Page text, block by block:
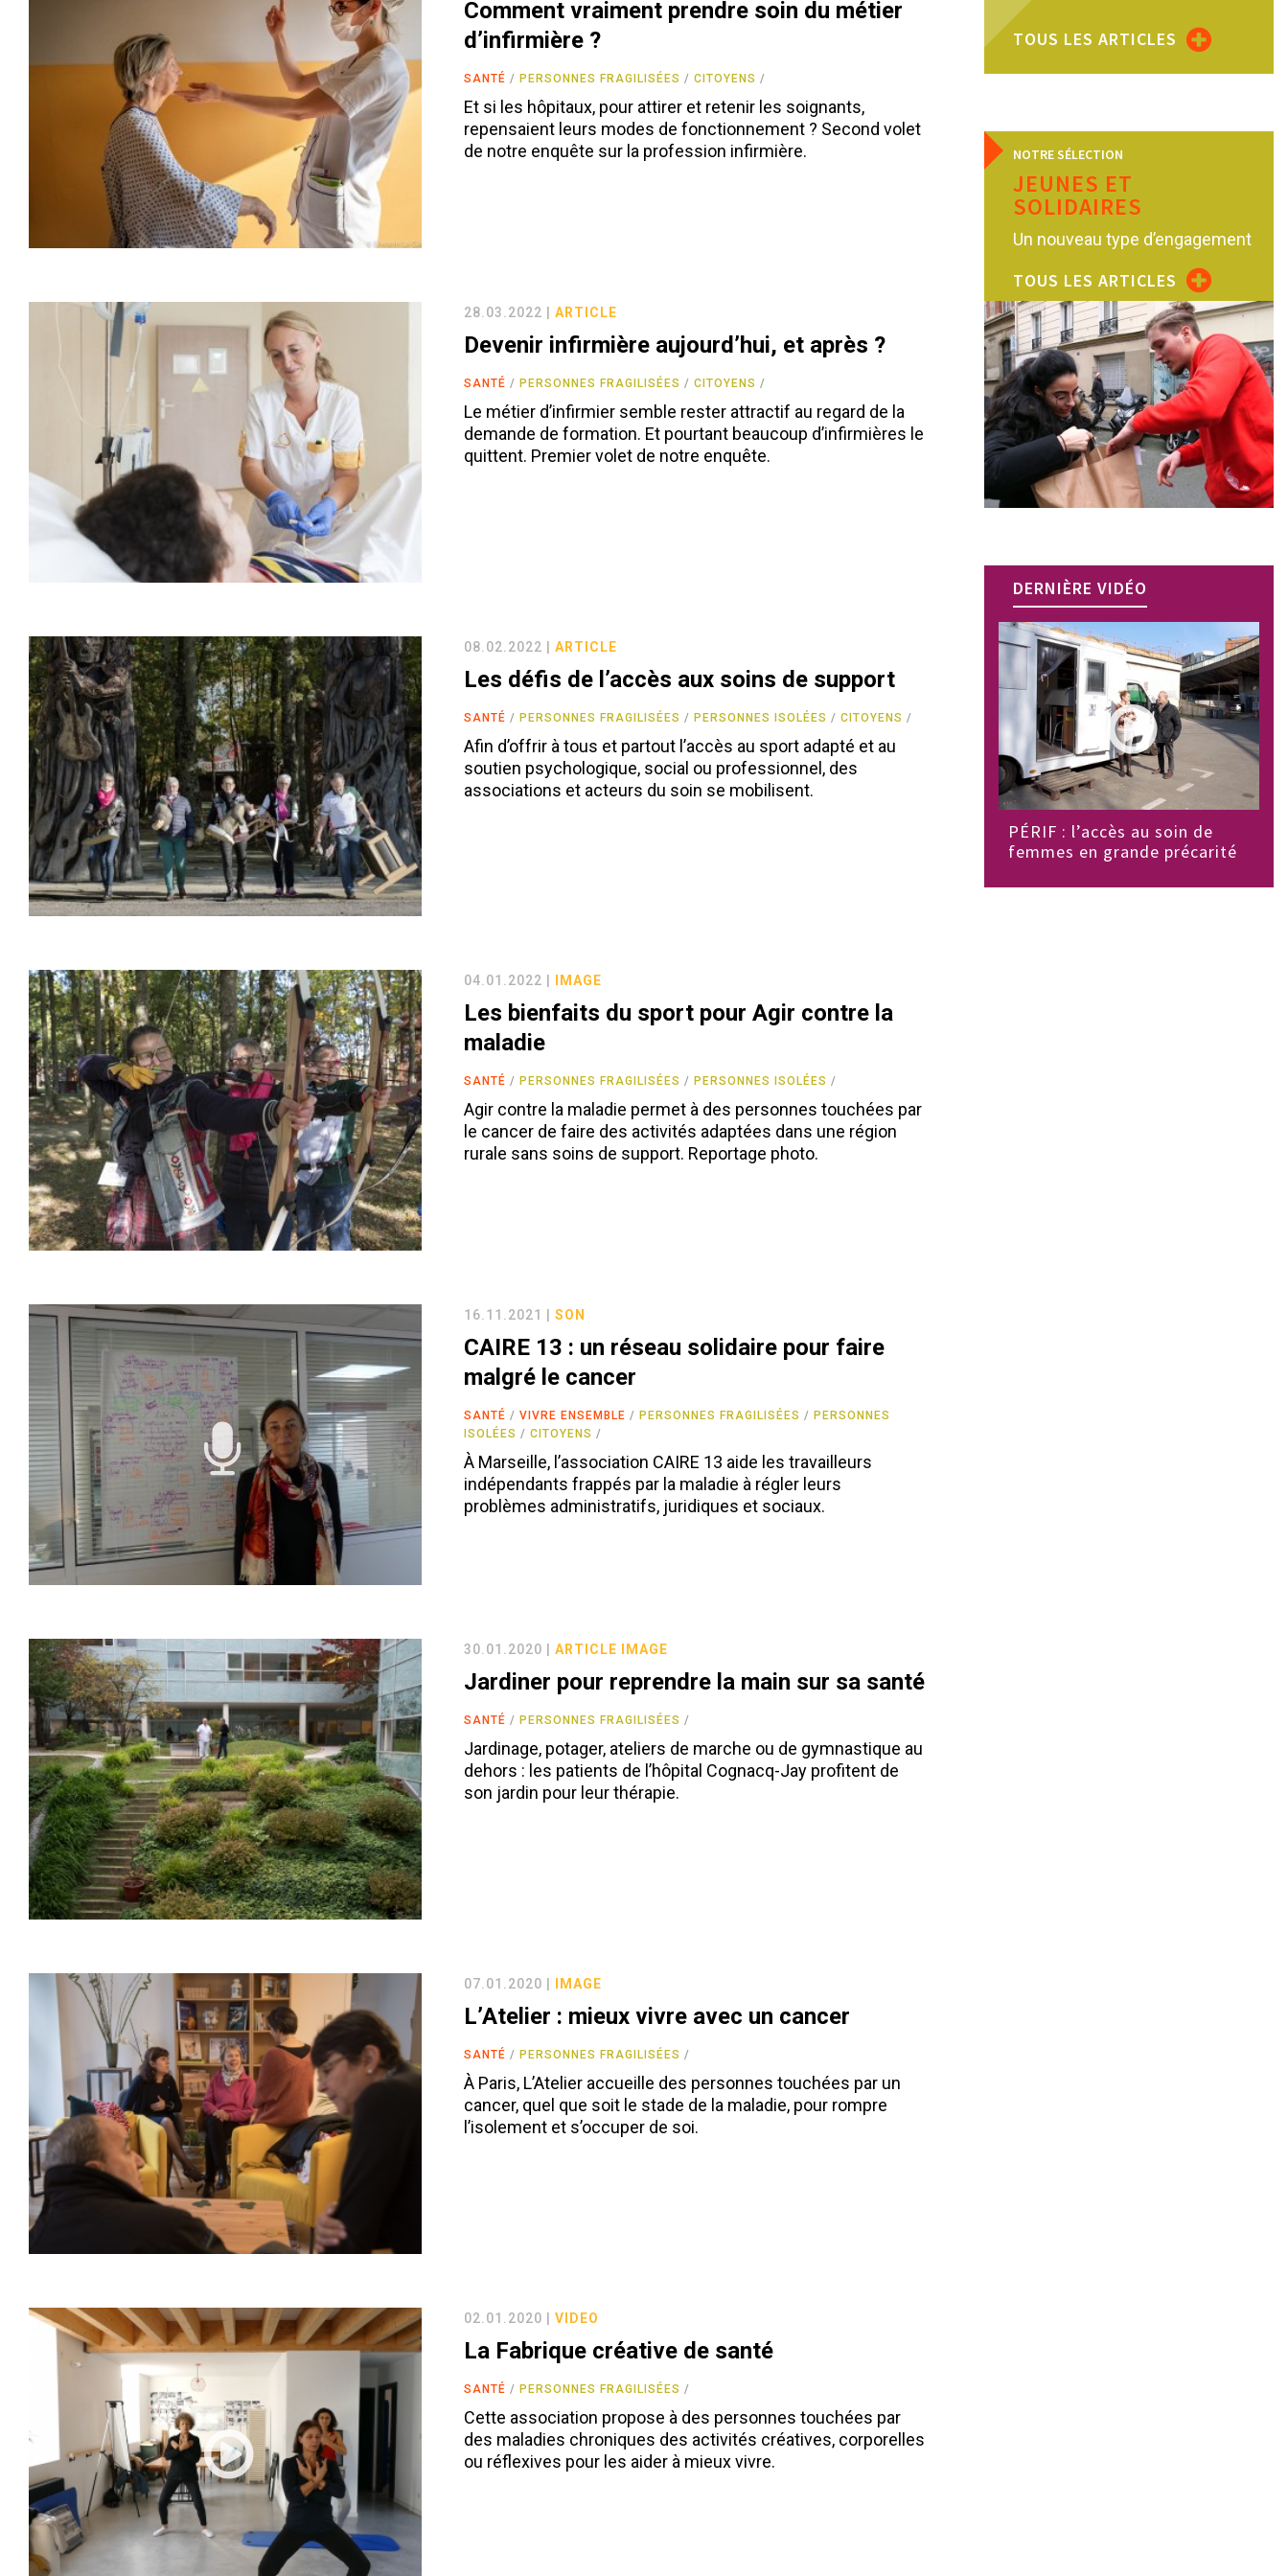
Comment vraiment prendre soin du métier
d’infirmière ?
SANTÉ PERSONNES FRAGILISÉES CITOYENS
Et si les hôpitaux, pour attirer et retenir les soignants,
repensaient leurs modes de fonctionnement ? Second volet
de notre enquête sur la profession infirmière.
28.03.2022 |ARTICLE
Devenir infirmière aujourd’hui, et après ?
SANTÉ PERSONNES FRAGILISÉES CITOYENS
Le métier d’infirmier semble rester attractif au regard de la
demande de formation. Et pourtant beaucoup d’infirmières le
quittent. Premier volet de notre enquête.
08.02.2022 |ARTICLE
Les défis de l’accès aux soins de support
SANTÉ PERSONNES FRAGILISÉES PERSONNES ISOLÉES CITOYENS
Afin d’offrir à tous et partout l’accès au sport adapté et au
soutien psychologique, social ou professionnel, des
associations et acteurs du soin se mobilisent.
04.01.2022 | IMAGE
Les bienfaits du sport pour Agir contre la
maladie
SANTÉ PERSONNES FRAGILISÉES PERSONNES ISOLÉES
Agir contre la maladie permet à des personnes touchées par
le cancer de faire des activités adaptées dans une région
rurale sans soins de support. Reportage photo.
16.11.2021 |SON
CAIRE 13 : un réseau solidaire pour faire
malgré le cancer
SANTÉ VIVRE ENSEMBLE PERSONNES FRAGILISÉES
PERSONNES
ISOLÉES
CITOYENS
À Marseille, l’association CAIRE 13 aide les travailleurs
indépendants frappés par la maladie à régler leurs
problèmes administratifs, juridiques et sociaux.
30.01.2020 |ARTICLE IMAGE
Jardiner pour reprendre la main sur sa santé
SANTÉ PERSONNES FRAGILISÉES
Jardinage, potager, ateliers de marche ou de gymnastique au
dehors : les patients de l’hôpital Cognacq-Jay profitent de
son jardin pour leur thérapie.
07.01.2020 | IMAGE
L’Atelier : mieux vivre avec un cancer
SANTÉ PERSONNES FRAGILISÉES
À Paris, L’Atelier accueille des personnes touchées par un
cancer, quel que soit le stade de la maladie, pour rompre
l’isolement et s’occuper de soi.
02.01.2020 |VIDEO
La Fabrique créative de santé
SANTÉ PERSONNES FRAGILISÉES
Cette association propose à des personnes touchées par
des maladies chroniques des activités créatives, corporelles
ou réflexives pour les aider à mieux vivre.
TOUS LES ARTICLES
NOTRE SÉLECTION
JEUNES ET
SOLIDAIRES
Un nouveau type d’engagement
TOUS LES ARTICLES
DERNIÈRE VIDÉO
PÉRIF : l’accès au soin de
femmes en grande précarité